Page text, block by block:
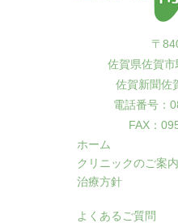
〒
佐賀県佐賀
佐賀新聞佐
電話番号：
FAX：
ホーム
クリニックのご案内
治療方針
よくあるご質問